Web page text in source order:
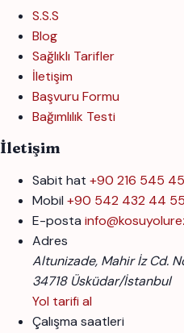
S.S.S
Blog
Sağlıklı Tarifler
İletişim
Başvuru Formu
Bağımlılık Testi
İletişim
Sabit hat +90 216 545
Mobil +90 542 432 44 55
E-posta
Adres
Altunizade, Mahir İz Cd.
34718 Üsküdar/İstanbul
Yol tarifi al
Çalışma saatleri